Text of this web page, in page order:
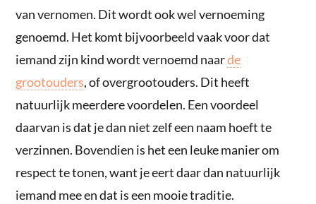
van vernomen. Dit wordt ook wel vernoeming
genoemd. Het komt bijvoorbeeld vaak voor dat
iemand zijn kind wordt vernoemd naarde
grootouders, of overgrootouders. Dit heeft
natuurlijk meerdere voordelen. Een voordeel
daarvan is dat je dan niet zelf een naam hoeft te
verzinnen. Bovendien is het een leuke manier om
respect te tonen, want je eert daar dan natuurlijk
iemand mee en dat is een mooie traditie.